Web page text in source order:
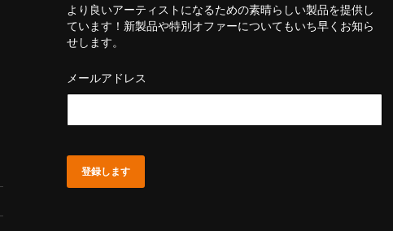
より良いアーティストになるための素晴らしい製品を提供し
ています！新製品や特別オファーについてもいち早くお知ら
せします。
メールアドレス
登録します